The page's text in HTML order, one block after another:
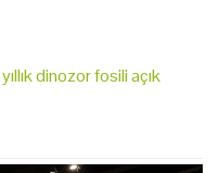
dinozor fosili açık